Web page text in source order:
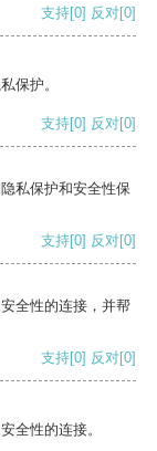
支持[0] 反对[0]
保护。
支持[0] 反对[0]
私保护和安全性保
支持[0] 反对[0]
全性的连接，并帮
支持[0] 反对[0]
全性的连接。